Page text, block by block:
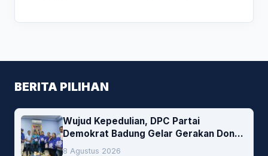
BERITA PILIHAN
Wujud Kepedulian, DPC Partai
Demokrat Badung Gelar Gerakan Donor
Darah
8 Agustus 2026